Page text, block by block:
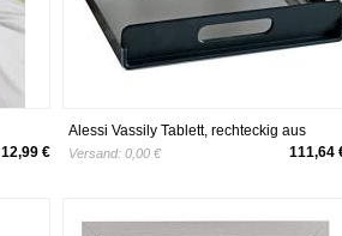
12,99 €
Alessi Vassily Tablett, rechteckig aus
Edelstahl mit Griffen aus
Versand: 0,00 € 111,64